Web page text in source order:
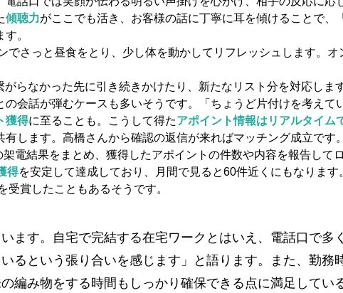
傾聴力がここでも活き、お客様の話に丁寧に耳を傾けることで、
。
でさっと昼食をとり、少し体を動かしてリフレッシュします。
がらなかった先に引き続きかけたり、新たなリスト分を対応しま
会話が弾むケースも多いそうです。「ちょうど片付けを考えて
獲得に至ることも。こうして得たアポイント情報はリアルタイム
します。高橋さんから確認の返信が来ればマッチング成立です。
電結果をまとめ、獲得したアポイントの件数や内容を報告して
得を安定して達成しており、月間で見ると60件近くにもなりま
賞したこともあるそうです。
ます。自宅で完結する在宅ワークとはいえ、電話口で多
るという張り合いを感じます」と語ります。また、勤務
編み物をする時間もしっかり確保できる点に満足してい